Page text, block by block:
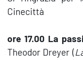
Cinecittà
ore 17.00 La
Theodor Dreyer (